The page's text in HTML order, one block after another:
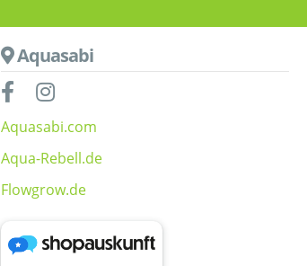
Aquasabi
Aquasabi.com
Aqua-Rebell.de
Flowgrow.de